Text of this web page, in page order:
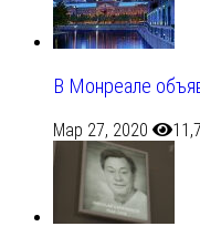
В Монреале
Мар 27, 2020